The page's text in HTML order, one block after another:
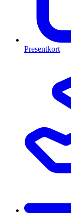
Presentkort